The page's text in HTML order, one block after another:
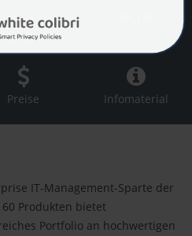
Demo
Preise Infomaterial
IT-Management-Sparte der
Produkten bietet
Portfolio an hochwertigen